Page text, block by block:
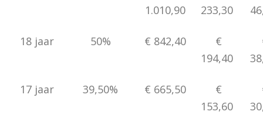
1.010,90
233,30
18 jaar 50% € 842,40
€
194,40
17 jaar 39,50% € 665,50
€
153,60